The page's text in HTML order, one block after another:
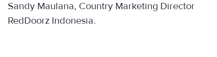
Sandy Maulana, Country Marketing Director
RedDoorz Indonesia.